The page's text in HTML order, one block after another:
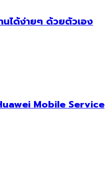
ได้ง่ายๆ ด้วยตัวเอง
Mobile Service